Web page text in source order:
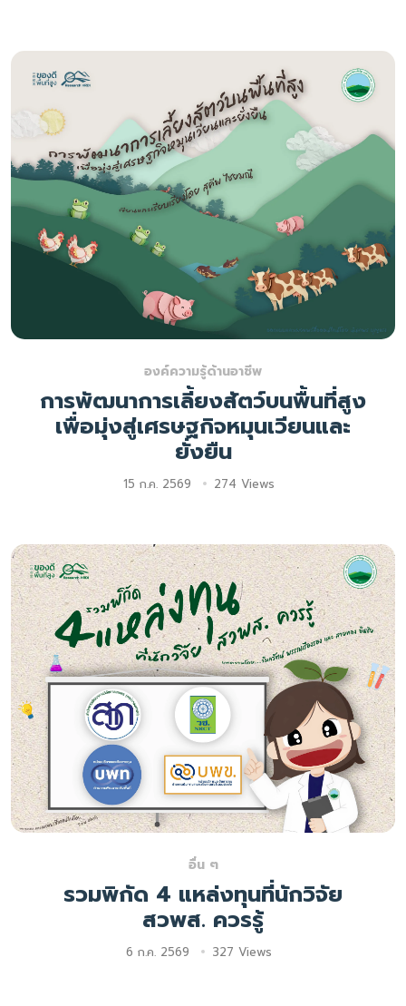
องค์ความรู้ด้านอาชีพ
การพัฒนาการเลี้ยงสัตว์บนพื้นที่สูง
เพื่อมุ่งสู่เศรษฐกิจหมุนเวียนและ
ยั่งยืน
15 ก.ค. 2569 274 Views
อื่น ๆ
รวมพิกัด 4 แหล่งทุนที่นักวิจัย
สวพส. ควรรู้
6 ก.ค. 2569 327 Views